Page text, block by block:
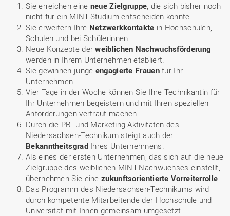
Sie erreichen eine neue Zielgruppe, die sich bisher noch
nicht für ein MINT-Studium entscheiden konnte.
Sie erweitern Ihre Netzwerkkontakte in Hochschulen,
Schulen und bei Schülerinnen.
Neue Konzepte derweiblichen Nachwuchsförderung
werden in Ihrem Unternehmen etabliert.
Sie gewinnen junge engagierte Frauenfür Ihr
Unternehmen.
Vier Tage in der Woche können Sie Ihre Technikantin für
Ihr Unternehmen begeistern und mit Ihren speziellen
Anforderungen vertraut machen.
Durch die PR- und Marketing-Aktivitäten des
Niedersachsen-Technikum steigt auch der
Bekanntheitsgrad Ihres Unternehmens.
Als eines der ersten Unternehmen, das sich auf die neue
Zielgruppe des weiblichen MINT-Nachwuchses einstellt,
übernehmen Sie einezukunftsorientierte Vorreiterrolle.
Das Programm des Niedersachsen-Technikums wird
durch kompetente Mitarbeitende der Hochschule und
Universität mit Ihnen gemeinsam umgesetzt.